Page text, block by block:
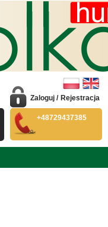
Zaloguj / Rejestracja
+48729437385